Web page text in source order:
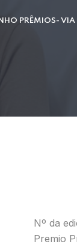
PRÊMIOS- VIA
Nº da
Premio